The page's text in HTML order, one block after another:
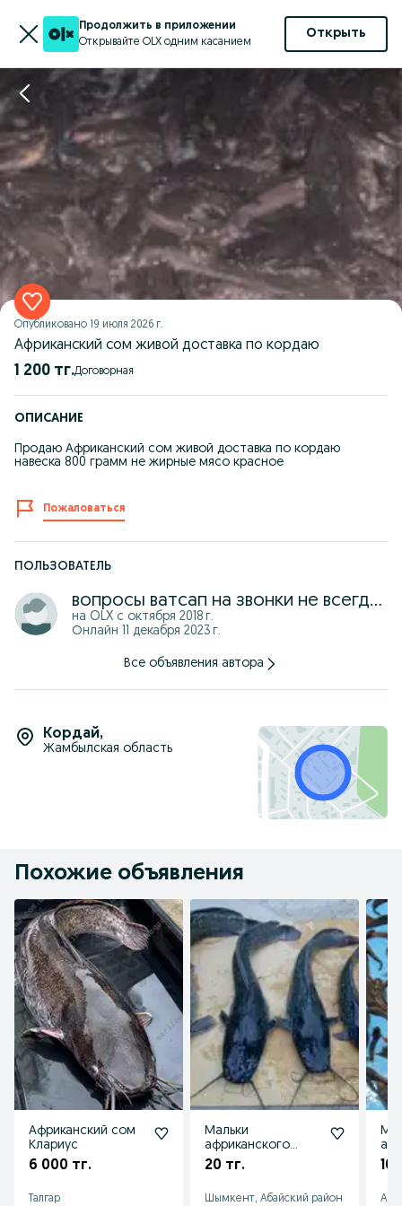
Продолжить в приложении
Открывайте OLX одним касанием
Открыть
Опубликовано 19 июля 2026 г.
Африканский сом живой доставка по кордаю
1 200 тг. Договорная
ОПИСАНИЕ
Продаю Африканский сом живой доставка по кордаю
навеска 800 грамм не жирные мясо красное
Пожаловаться
ПОЛЬЗОВАТЕЛЬ
вопросы ватсап на звонки не всегда могу ответить
на OLX с октября 2018 г.
Онлайн 11 декабря 2023 г.
Все объявления автора
Кордай,
Жамбылская область
Похожие объявления
Африканский сом
Клариус
6 000 тг.
Талгар
Мальки
африканского
сома
20 тг.
Шымкент, Абайский район
10